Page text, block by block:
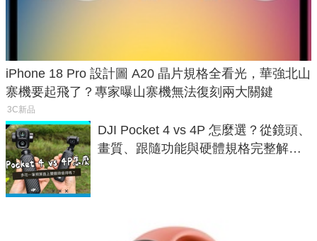
iPhone 18 Pro 設計圖 A20 晶片規格全看光，華強北山
寨機要起飛了？專家曝山寨機無法復刻兩大關鍵
3C新品
DJI Pocket 4 vs 4P 怎麼選？從鏡頭、
畫質、跟隨功能與硬體規格完整解